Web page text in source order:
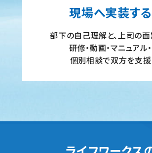
現場へ実装する
部下の自己理解と、上司の面
研修・動画・マニュアル・
個別相談で双方を支援